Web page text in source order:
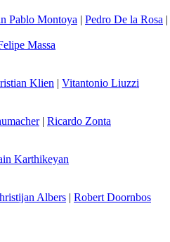
Pablo Montoya | Pedro De la Rosa |
Massa
Klien | Vitantonio Liuzzi
| Ricardo Zonta
Karthikeyan
Albers | Robert Doornbos